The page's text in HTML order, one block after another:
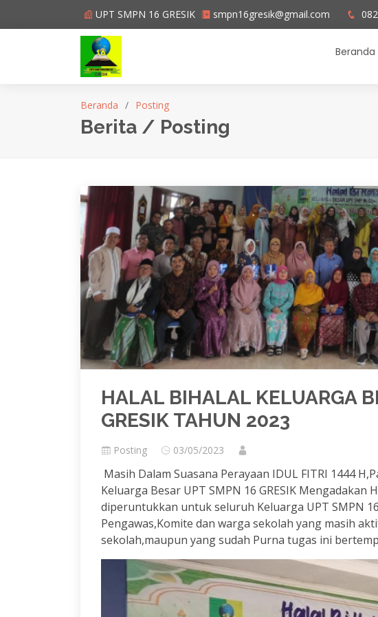
UPT SMPN 16 GRESIK smpn16gresik@gmail.com
Beranda
Beranda Posting
Berita / Posting
HALAL BIHALAL KELUARGA
GRESIK TAHUN 2023
Posting 03/05/2023
Masih Dalam Suasana Perayaan IDUL FITRI 1444
Keluarga Besar UPT SMPN 16 GRESIK Mengadakan
diperuntukkan untuk seluruh Keluarga UPT SMPN 16
Pengawas,Komite dan warga sekolah yang masih
sekolah,maupun yang sudah Purna tugas ini